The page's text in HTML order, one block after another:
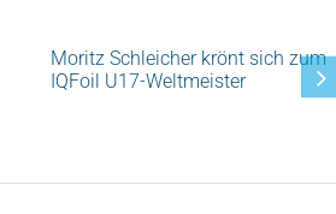
Moritz Schleicher krönt sich zum
IQFoil U17-Weltmeister